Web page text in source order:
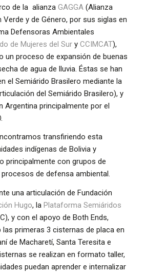
de la alianza GAGGA (Alianza
y de Género, por sus siglas en
Defensoras Ambientales
de Mujeres del Sury CCIMCAT),
un proceso de expansión de buenas
de agua de lluvia. Éstas se han
el Semiárido Brasilero mediante la
del Semiárido Brasilero), y
Argentina principalmente por el
transfiriendo esta
indígenas de Bolivia y
principalmente con grupos de
de defensa ambiental.
una articulación de Fundación
Hugo, la Plataforma Semiáridos
y con el apoyo de Both Ends,
primeras 3 cisternas de placa en
de Macharetí, Santa Teresita e
se realizan en formato taller,
puedan aprender e internalizar